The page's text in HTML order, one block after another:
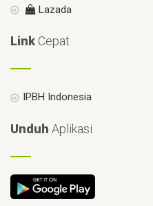
Lazada
Link Cepat
IPBH Indonesia
Unduh Aplikasi